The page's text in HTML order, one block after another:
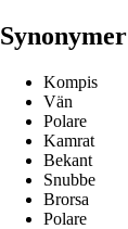
Synonymer
Kompis
Vän
Polare
Kamrat
Bekant
Snubbe
Brorsa
Polare